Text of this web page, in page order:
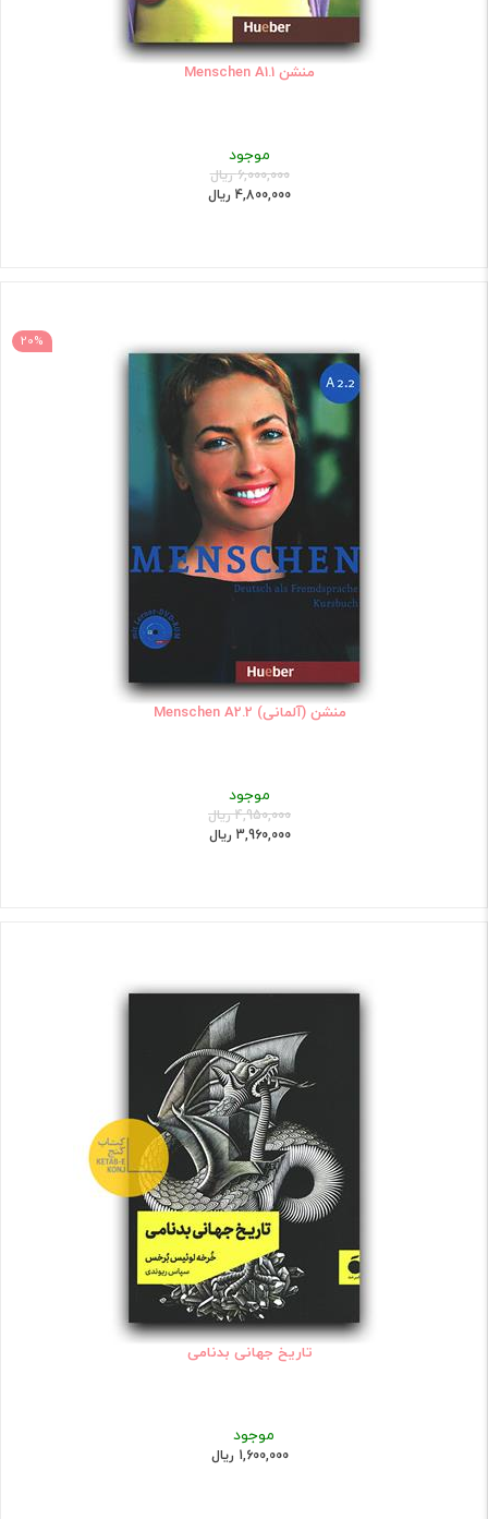
منشن Menschen A1.1
موجود
6,000,000 ریال
4,800,000 ریال
20%
منشن (آلمانی) Menschen A2.2
موجود
4,950,000 ریال
3,960,000 ریال
تاریخ جهانی بدنامی
موجود
1,600,000 ریال